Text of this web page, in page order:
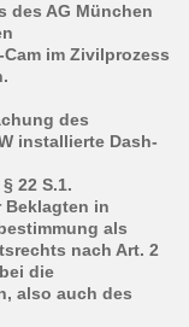
des AG München
im Zivilprozess
des
installierte Dash-
22 S.1.
Beklagten in
als
nach Art. 2
die
also auch des